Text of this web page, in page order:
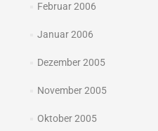
Februar 2006
Januar 2006
Dezember 2005
November 2005
Oktober 2005